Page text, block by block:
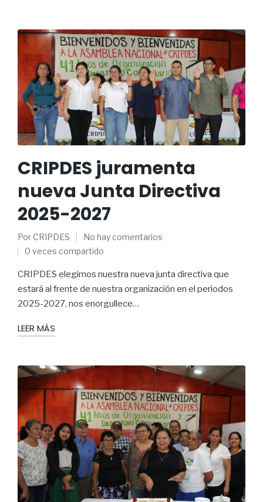
CRIPDES juramenta
nueva Junta Directiva
2025-2027
PorCRIPDES
No hay comentarios
0 veces compartido
CRIPDES elegimos nuestra nueva junta directiva que
estará al frente de nuestra organización en el periodos
2025-2027, nos enorgullece…
LEER MÁS